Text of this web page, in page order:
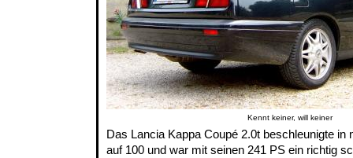
Kennt keiner, will keiner
Das Lancia Kappa Coupé 2.0t beschleunigte in
auf 100 und war mit seinen 241 PS ein richtig